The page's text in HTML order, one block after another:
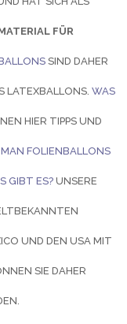
FÜR
SIND DAHER
LATEXBALLONS. WAS
HIER TIPPS UND
FOLIENBALLONS
GIBT ES?UNSERE
UND DEN USA MIT
SIE DAHER